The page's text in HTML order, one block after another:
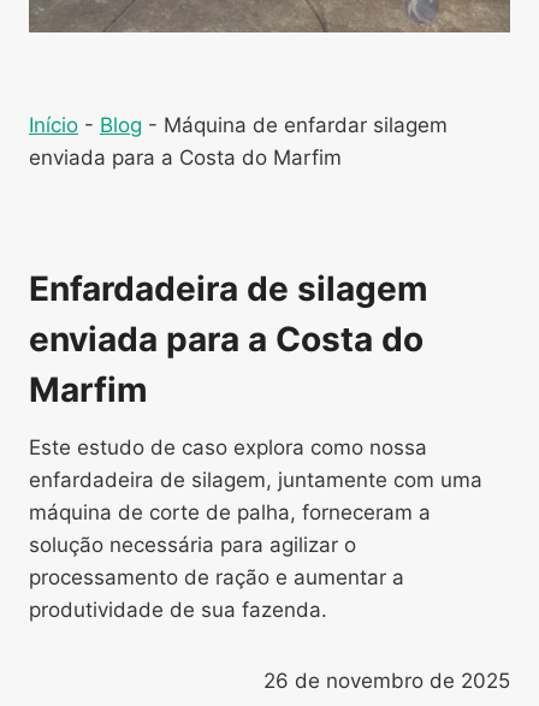
Início - Blog - Máquina de enfardar silagem
enviada para a Costa do Marfim
Enfardadeira de silagem
enviada para a Costa do
Marfim
Este estudo de caso explora como nossa
enfardadeira de silagem, juntamente com uma
máquina de corte de palha, forneceram a
solução necessária para agilizar o
processamento de ração e aumentar a
produtividade de sua fazenda.
26 de novembro de 2025